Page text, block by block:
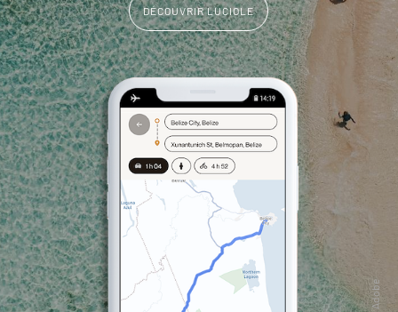
DÉCOUVRIR LUCIOLE